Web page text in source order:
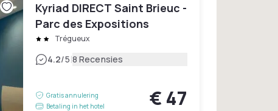
Kyriad DIRECT Saint Brieuc -
Parc des Expositions
Trégueux
4.2/5|8 Recensies
Gratis annulering
Betaling in het hotel
€ 47